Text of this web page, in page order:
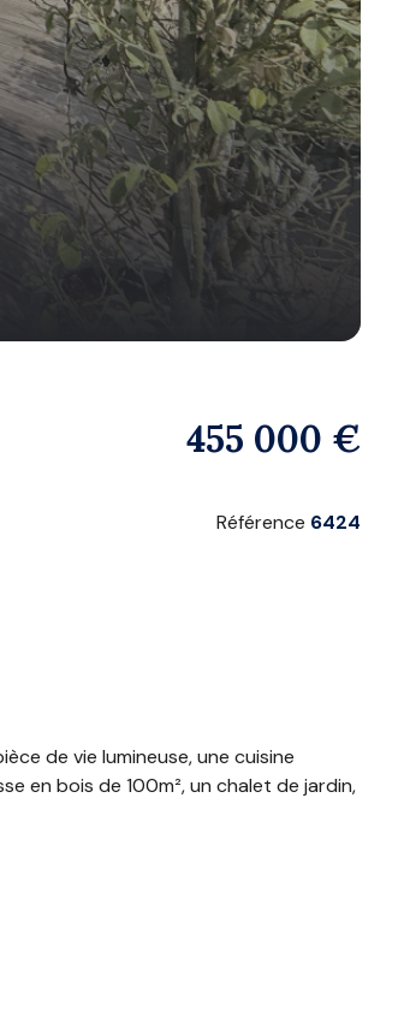
455 000 €
Référence 6424
de vie lumineuse, une cuisine
en bois de 100m², un chalet de jardin,